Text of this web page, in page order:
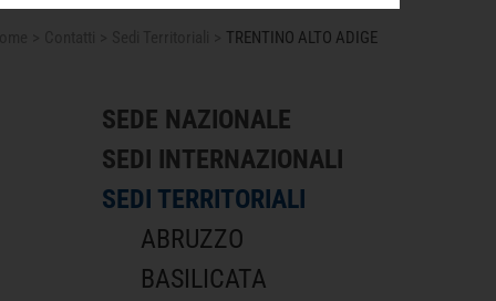
TRENTINO ALTO ADIGE
SEDE NAZIONALE
SEDI INTERNAZIONALI
SEDI TERRITORIALI
ABRUZZO
BASILICATA